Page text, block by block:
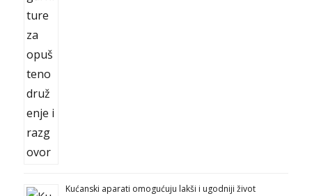
Kućanski aparati omogućuju lakši i ugodniji život